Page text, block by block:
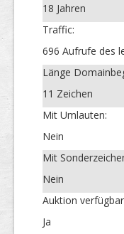
18 Jahren
Traffic:
696 Aufrufe des
Länge
11 Zeichen
Mit Umlauten:
Nein
Mit
Nein
Auktion
Ja